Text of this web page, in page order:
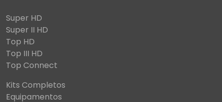
Super HD
Super II HD
Top HD
Top III HD
Top Connect
Kits Completos
Equipamentos